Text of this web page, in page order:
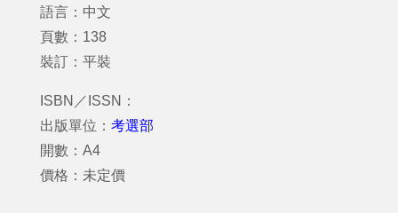
語言：中文
頁數：138
裝訂：平裝
ISBN／ISSN：
出版單位： 考選部
開數：A4
價格：未定價